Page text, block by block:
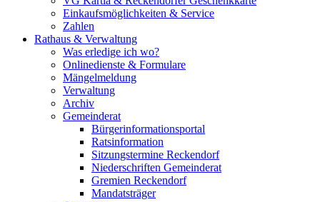
Einkaufsmöglichkeiten & Service
Zahlen
Rathaus & Verwaltung
Was erledige ich wo?
Onlinedienste & Formulare
Mängelmeldung
Verwaltung
Archiv
Gemeinderat
Bürgerinformationsportal
Ratsinformation
Sitzungstermine Reckendorf
Niederschriften Gemeinderat
Gremien Reckendorf
Mandatsträger